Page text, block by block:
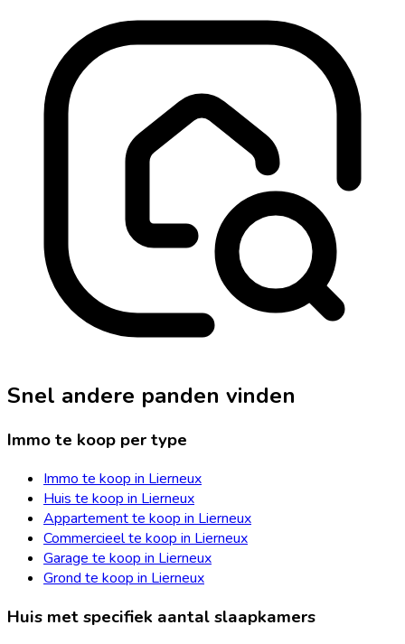
Snel andere panden vinden
Immo te koop per type
Immo te koop in Lierneux
Huis te koop in Lierneux
Appartement te koop in Lierneux
Commercieel te koop in Lierneux
Garage te koop in Lierneux
Grond te koop in Lierneux
Huis met specifiek aantal slaapkamers